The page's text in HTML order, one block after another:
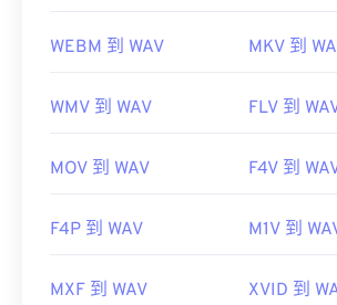
WEBM 到 WAV MKV 到
WMV 到 WAV FLV 到
MOV 到 WAV F4V 到
F4P 到 WAV M1V 到
MXF 到 WAV XVID 到